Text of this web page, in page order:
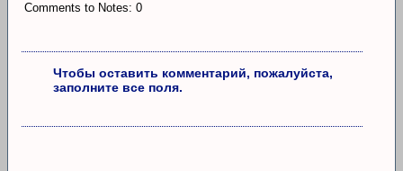
Comments to Notes: 0
Чтобы оставить комментарий, пожалуйста,
заполните все поля.